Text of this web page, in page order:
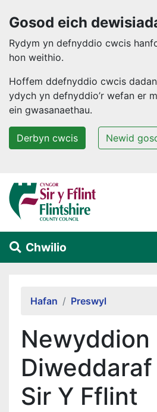
Gosod eich
Rydym yn defnyddio cwcis
hon weithio.
Hoffem ddefnyddio cwcis
ydych yn defnyddio’r wefan er
ein gwasanaethau.
Derbyn cwcis Newid
Neidio i'r prif gynnwys
Chwilio
Hafan Preswyl
Newyddion
Sir Y Fflint